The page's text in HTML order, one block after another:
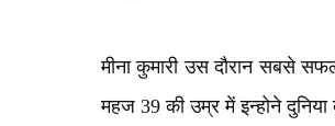
मीना कुमारी उस दौरान सबसे
महज 39 की उम्र में इन्होने दुनिया